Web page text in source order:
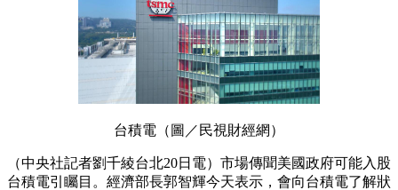
台積電（圖／民視財經網）
（中央社記者劉千綾台北20日電）市場傳聞美國政府可能入股
台積電引矚目。經濟部長郭智輝今天表示，會向台積電了解狀